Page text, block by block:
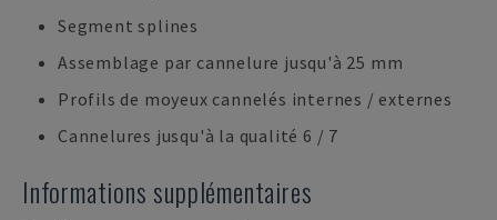
Segment splines
Assemblage par cannelure jusqu'à 25 mm
Profils de moyeux cannelés internes / externes
Cannelures jusqu'à la qualité 6 / 7
Informations supplémentaires